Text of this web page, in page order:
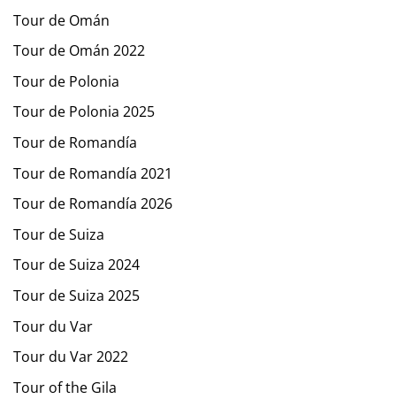
Tour de Omán
Tour de Omán 2022
Tour de Polonia
Tour de Polonia 2025
Tour de Romandía
Tour de Romandía 2021
Tour de Romandía 2026
Tour de Suiza
Tour de Suiza 2024
Tour de Suiza 2025
Tour du Var
Tour du Var 2022
Tour of the Gila